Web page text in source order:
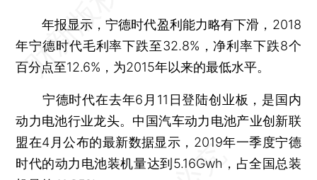
年报显示，宁德时代盈利能力略有下滑，2018
年宁德时代毛利率下跌至32.8%，净利率下跌8个
百分点至12.6%，为2015年以来的最低水平。
宁德时代在去年6月11日登陆创业板，是国内
动力电池行业龙头。中国汽车动力电池产业创新联
盟在4月公布的最新数据显示，2019年一季度宁德
时代的动力电池装机量达到5.16Gwh，占全国总装